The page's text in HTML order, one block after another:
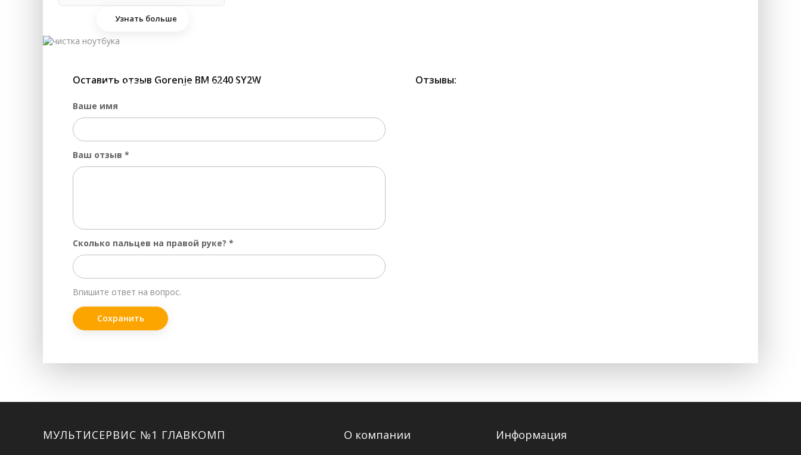
ЧИСТКА НОУТБУКА 2000 РУБЛЕЙ!
Узнать больше
Оставить отзыв Gorenje BM 6240 SY2W
Ваше имя
Ваш отзыв *
Сколько пальцев на правой руке? *
Впишите ответ на вопрос.
Отзывы:
МУЛЬТИСЕРВИС №1 ГЛАВКОМП О компании Информация
FacebookTwitterВКонтакте
Google+Instagram